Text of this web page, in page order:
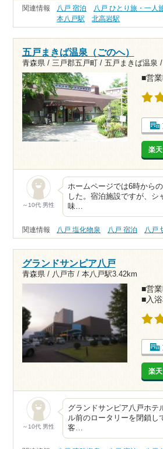
関連情報 八戸 宿泊 八戸 ひとり旅・一人
本八戸駅
北高岩駅
五戸まきば温泉（ごのへ）
青森県 / 三戸郡五戸町 / 五戸まきば温泉 /
■営
楽
～10代 男性
ホームページでは6時から
した。宿泊施設ですが、
味…
関連情報 八戸 塩化物泉 八戸 宿泊 八戸
グランドサンピア八戸
青森県 / 八戸市 / 本八戸駅3.42km
■営
■入
楽
～10代 男性
グランドサンピア八戸ホテ
ル前のロータリーを閉鎖し
客…